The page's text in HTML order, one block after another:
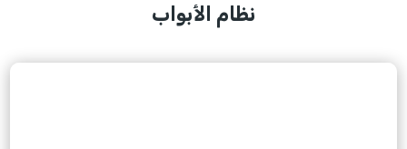
نظام الأبواب